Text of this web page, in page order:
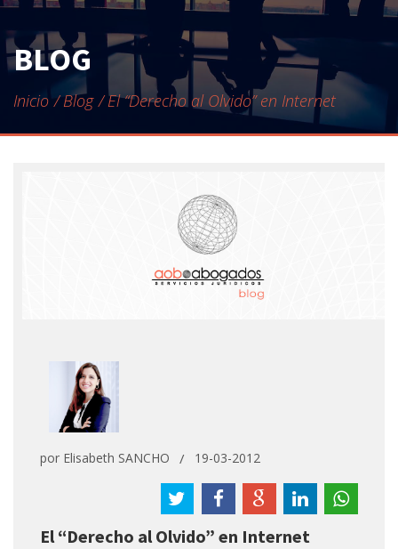
BLOG
Inicio Blog El “Derecho al Olvido” en Internet
por Elisabeth SANCHO 19-03-2012
El “Derecho al Olvido” en Internet